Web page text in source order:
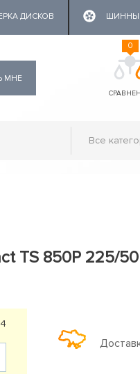
ДИСКОВ
МНЕ
0
TS 850P 225/50